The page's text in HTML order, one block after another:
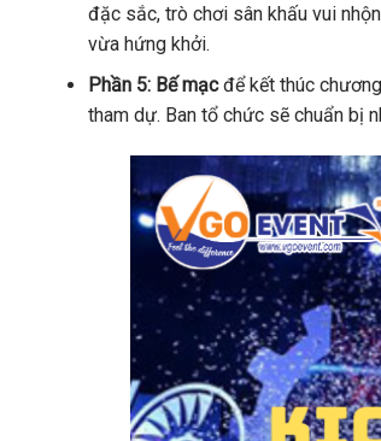
đặc sắc, trò chơi sân khấu vui
vừa hứng khởi.
Phần 5: Bế mạcđể kết thúc
tham dự. Ban tổ chức sẽ chuẩn bị